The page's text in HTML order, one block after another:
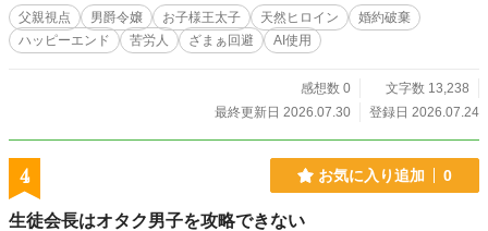
父親視点 男爵令嬢 お子様王太子 天然ヒロイン
婚約破棄
ハッピーエンド
苦労人 ざまぁ回避 AI使用
感想数 0
文字数 13,238
最終更新日 2026.07.30
登録日 2026.07.24
4 お気に入り追加 0
生徒会長はオタク男子を攻略できない